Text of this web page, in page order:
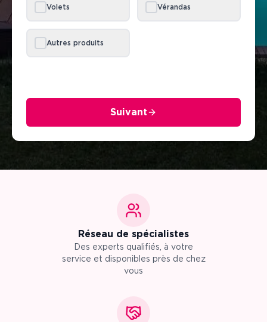
Volets Vérandas
Autres produits
Suivant
Réseau de spécialistes
Des experts qualifiés, à votre
service et disponibles près de chez
vous